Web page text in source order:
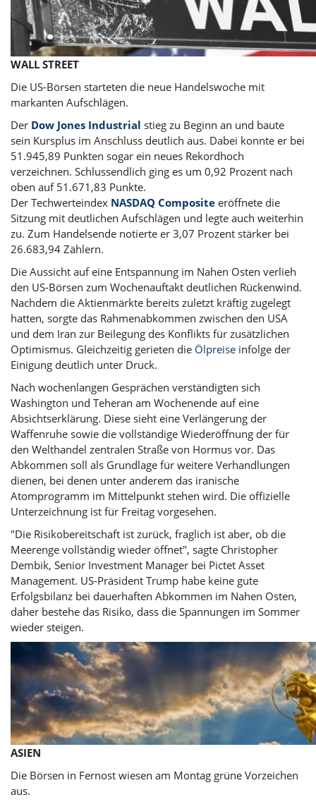
WALL STREET
Die US-Börsen starteten die neue Handelswoche mit
markanten Aufschlägen.
Der Dow Jones Industrial stieg zu Beginn an und baute
sein Kursplus im Anschluss deutlich aus. Dabei konnte er bei
51.945,89 Punkten sogar ein neues Rekordhoch
verzeichnen. Schlussendlich ging es um 0,92 Prozent nach
oben auf 51.671,83 Punkte.
Der Techwerteindex NASDAQ Composite eröffnete die
Sitzung mit deutlichen Aufschlägen und legte auch weiterhin
zu. Zum Handelsende notierte er 3,07 Prozent stärker bei
26.683,94 Zählern.
Die Aussicht auf eine Entspannung im Nahen Osten verlieh
den US-Börsen zum Wochenauftakt deutlichen Rückenwind.
Nachdem die Aktienmärkte bereits zuletzt kräftig zugelegt
hatten, sorgte das Rahmenabkommen zwischen den USA
und dem Iran zur Beilegung des Konflikts für zusätzlichen
Optimismus. Gleichzeitig gerieten die Ölpreise infolge der
Einigung deutlich unter Druck.
Nach wochenlangen Gesprächen verständigten sich
Washington und Teheran am Wochenende auf eine
Absichtserklärung. Diese sieht eine Verlängerung der
Waffenruhe sowie die vollständige Wiederöffnung der für
den Welthandel zentralen Straße von Hormus vor. Das
Abkommen soll als Grundlage für weitere Verhandlungen
dienen, bei denen unter anderem das iranische
Atomprogramm im Mittelpunkt stehen wird. Die offizielle
Unterzeichnung ist für Freitag vorgesehen.
"Die Risikobereitschaft ist zurück, fraglich ist aber, ob die
Meerenge vollständig wieder öffnet", sagte Christopher
Dembik, Senior Investment Manager bei Pictet Asset
Management. US-Präsident Trump habe keine gute
Erfolgsbilanz bei dauerhaften Abkommen im Nahen Osten,
daher bestehe das Risiko, dass die Spannungen im Sommer
wieder steigen.
ASIEN
Die Börsen in Fernost wiesen am Montag grüne Vorzeichen
aus.